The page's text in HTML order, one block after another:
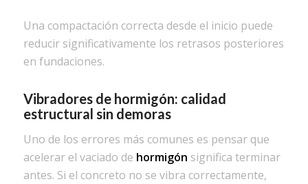
Una compactación correcta desde el inicio puede
reducir significativamente los retrasos posteriores
en fundaciones.
Vibradoresde hormigón: calidad
estructural sin demoras
Uno de los errores más comunes es pensar que
acelerar el vaciado de hormigón significa terminar
antes. Si el concreto no se vibra correctamente,